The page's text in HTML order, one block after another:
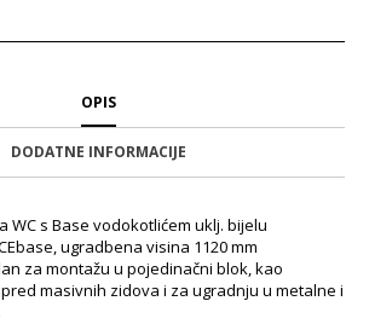
OPIS
DODATNE INFORMACIJE
WC s Base vodokotlićem uklj. bijelu
ugradbena visina 1120 mm
za montažu u pojedinačni blok, kao
masivnih zidova i za ugradnju u metalne i